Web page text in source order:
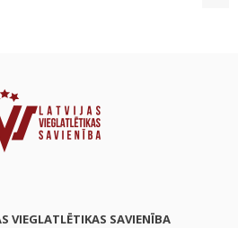
VIEGLATLĒTIKAS SAVIENĪBA